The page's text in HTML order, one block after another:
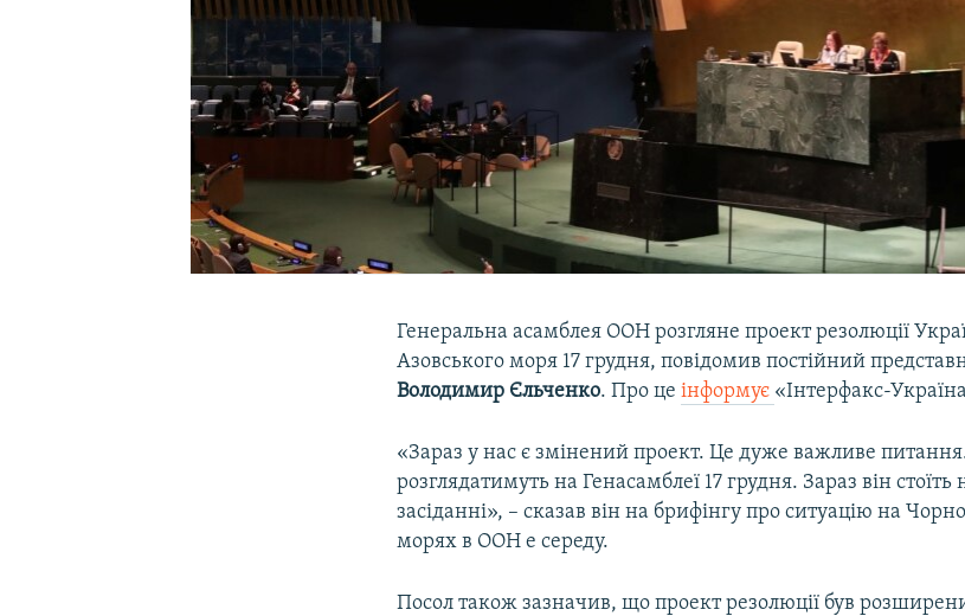
Генеральна асамблея ООН розгляне проект резолюції
Азовського моря 17 грудня, повідомив постійний
Володимир Єльченко. Про цеінформує «Інтерфакс-
«Зараз у нас є змінений проект. Це дуже важливе
розглядатимуть на Генасамблеї 17 грудня. Зараз він
засіданні», – сказав він на брифінгу про ситуацію на
морях в ООН e середу.
Посол також зазначив, що проект резолюції був